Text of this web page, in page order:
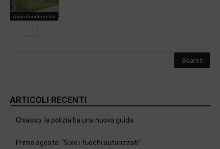
Approfondimento
ARTICOLI RECENTI
Chiasso, la polizia ha una nuova guida
Primo agosto: “Solo i fuochi autorizzati”